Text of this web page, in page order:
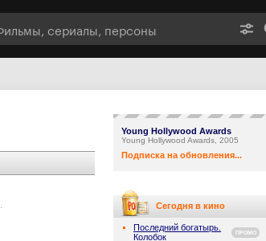
Young Hollywood Awards
Young Hollywood Awards, 2005
Подписка на обновления...
Сегодня в кино
Последний богатырь.
Колобок
ПРОМО